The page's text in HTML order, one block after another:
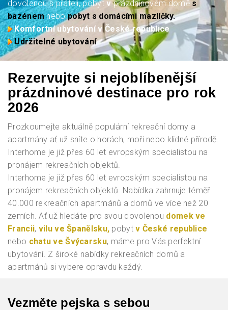
dovolenou s přáteli, pobytv prázdninovém doměs
bazénemnebopobyt s domácími mazlíčky.
Komfortní ubytování v České republice
Udržitelné ubytování
Rezervujte si nejoblíbenější
prázdninové destinace pro rok
2026
Prozkoumejte aktuálně populární rekreační domy a
apartmány ať už sníte o horách, moři nebo klidné přírodě.
Interhome je již přes 60 let evropským specialistou na
pronájem rekreačních objektů.
Interhome je již přes 60 let evropským specialistou na
pronájem rekreačních objektů. Nabídka zahrnuje téměř
40.000 rekreačních apartmánů a domů ve více než 20
zemích. Ať už hledáte pro svou dovolenou domek ve
Francii, vilu ve Španělsku, pobytv České republice
nebo chatu ve Švýcarsku, máme pro Vás perfektní
ubytování. Z široké nabídky rekreačních domů a
apartmánů si vybere opravdu každý.
Vezměte pejska s sebou